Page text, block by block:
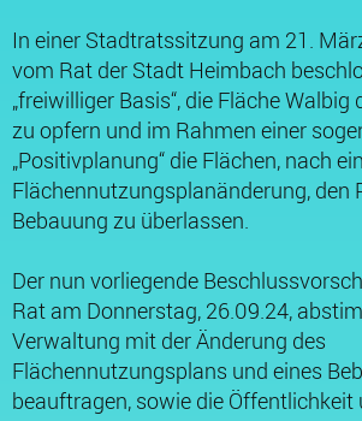
In einer Stadtratssitzung am 21.
vom Rat der Stadt Heimbach
„freiwilliger Basis“, die Fläche Walbig
zu opfern und im Rahmen einer
„Positivplanung“ die Flächen, nach
Flächennutzungsplanänderung, den
Bebauung zu überlassen.
Der nun vorliegende
Rat am Donnerstag, 26.09.24,
Verwaltung mit der Änderung des
Flächennutzungsplans und eines
beauftragen, sowie die Öffentlichkeit